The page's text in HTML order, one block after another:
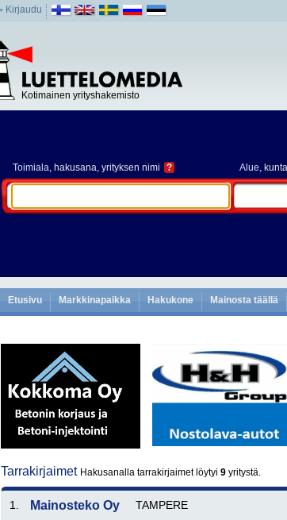
Kirjaudu
Kotimainen yrityshakemisto
Toimiala, hakusana, yrityksen nimi ? Alue,
Etusivu Markkinapaikka Hakukone Mainosta täällä
Tarrakirjaimet Hakusanalla tarrakirjaimet löytyi 9 yritystä.
1. Mainosteko Oy TAMPERE